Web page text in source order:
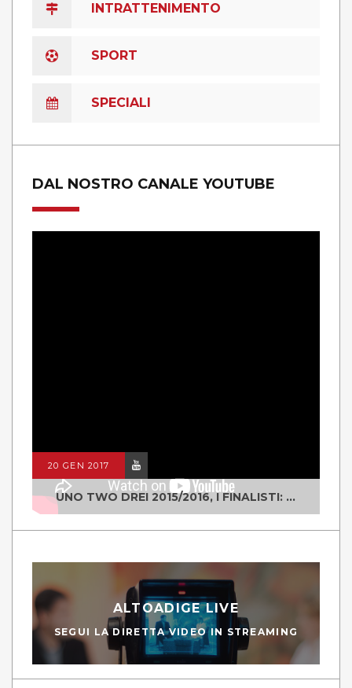
INTRATTENIMENTO
SPORT
SPECIALI
DAL NOSTRO CANALE YOUTUBE
20 GEN 2017
UNO TWO DREI 2015/2016, I FINALISTI: CLASSE IV ALS ISTITUTO "DEGASPERI" BORGO VALSUGANA
ALTOADIGE LIVE
SEGUI LA DIRETTA VIDEO IN STREAMING